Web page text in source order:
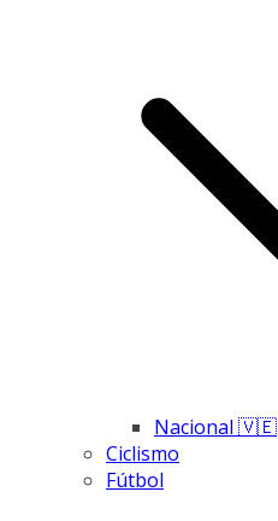
Nacional 🇻🇪
Ciclismo
Fútbol